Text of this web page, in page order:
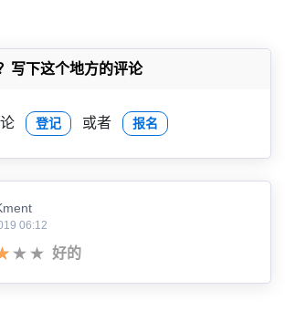
写下这个地方的评论
登记 或者 报名
06:12
好的